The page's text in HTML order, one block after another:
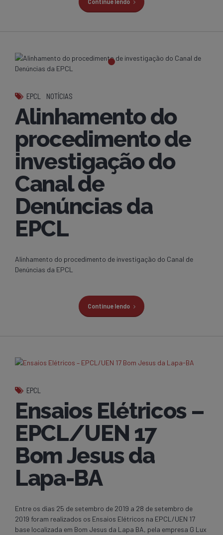
Continue lendo
EPCL NOTÍCIAS
Alinhamento do
procedimento de
investigação do
Canal de
Denúncias da
EPCL
Alinhamento do procedimento de investigação do Canal de
Denúncias da EPCL
Continue lendo
EPCL
Ensaios Elétricos –
EPCL/UEN 17
Bom Jesus da
Lapa-BA
Entre os dias 25 de setembro de 2019 a 28 de setembro de
2019 foram realizados os Ensaios Elétricos na EPCL/UEN 17
base localizada em Bom Jesus da Lapa BA, pela empresa G Lux